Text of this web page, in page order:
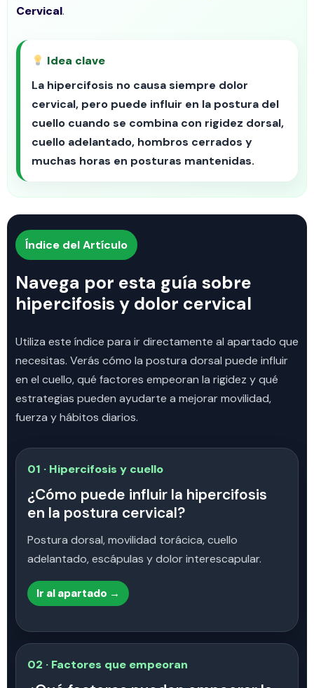
Cervical.
Idea clave
La hipercifosis no causa siempre dolor
cervical, pero puede influir en la postura del
cuello cuando se combina con rigidez dorsal,
cuello adelantado, hombros cerrados y
muchas horas en posturas mantenidas.
Índice del Artículo
Navega por esta guía sobre
hipercifosis y dolor cervical
Utiliza este índice para ir directamente al apartado que
necesitas. Verás cómo la postura dorsal puede influir
en el cuello, qué factores empeoran la rigidez y qué
estrategias pueden ayudarte a mejorar movilidad,
fuerza y hábitos diarios.
01 · Hipercifosis y cuello
¿Cómo puede influir la hipercifosis
en la postura cervical?
Postura dorsal, movilidad torácica, cuello
adelantado, escápulas y dolor interescapular.
Ir al apartado →
02 · Factores que empeoran